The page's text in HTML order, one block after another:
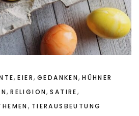
,EIER,GEDANKEN,HÜHNER
,RELIGION,SATIRE,
, TIERAUSBEUTUNG